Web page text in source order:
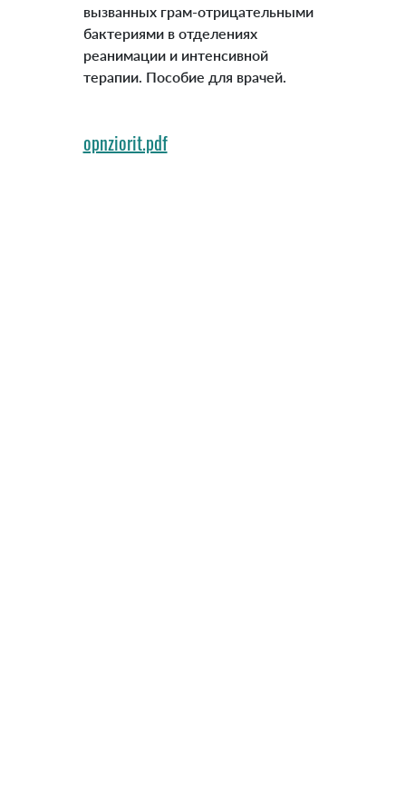
вызванных грам-отрицательными
бактериями в отделениях
реанимации и интенсивной
терапии. Пособие для врачей.
opnziorit.pdf